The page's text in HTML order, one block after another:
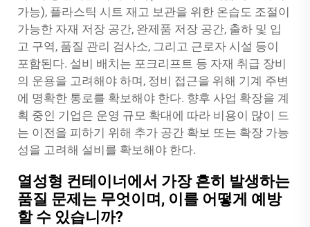
가능), 플라스틱 시트 재고 보관을 위한 온습도 조절이
가능한 자재 저장 공간, 완제품 저장 공간, 출하 및 입
고 구역, 품질 관리 검사소, 그리고 근로자 시설 등이
포함된다. 설비 배치는 포크리프트 등 자재 취급 장비
의 운용을 고려해야 하며, 정비 접근을 위해 기계 주변
에 명확한 통로를 확보해야 한다. 향후 사업 확장을 계
획 중인 기업은 운영 규모 확대에 따라 비용이 많이 드
는 이전을 피하기 위해 추가 공간 확보 또는 확장 가능
성을 고려해 설비를 확보해야 한다.
열성형 컨테이너에서 가장 흔히 발생하는
품질 문제는 무엇이며, 이를 어떻게 예방
할 수 있습니까?